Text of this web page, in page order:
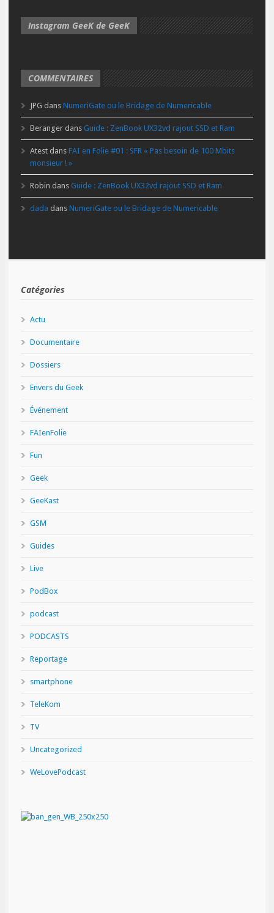
Instagram GeeK de GeeK
COMMENTAIRES
JPG dans NumeriGate ou le Bridage de Numericable
Beranger dans Guide : ZenBook UX32vd rajout SSD et Ram
Atest dans FAI en Folie #01 : SFR « Pas besoin de 100 Mbits
monsieur ! »
Robin dans Guide : ZenBook UX32vd rajout SSD et Ram
dada dans NumeriGate ou le Bridage de Numericable
Catégories
Actu
Documentaire
Dossiers
Envers du Geek
Événement
FAIenFolie
Fun
Geek
GeeKast
GSM
Guides
Live
PodBox
podcast
PODCASTS
Reportage
smartphone
TeleKom
TV
Uncategorized
WeLovePodcast